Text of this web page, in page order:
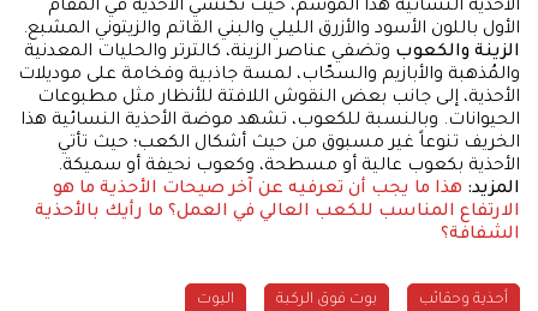
الأحذية النسائية هذا الموسم، حيث تكتسي الأحذية في المقام
الأول باللون الأسود والأزرق الليلي والبني القاتم والزيتوني المشبع.
الزينة والكعوب وتضفي عناصر الزينة، كالترتر والحليات المعدنية
والمُذهبة والأبازيم والسحّاب، لمسة جاذبية وفخامة على موديلات
الأحذية، إلى جانب بعض النقوش اللافتة للأنظار مثل مطبوعات
الحيوانات. وبالنسبة للكعوب، تشهد موضة الأحذية النسائية هذا
الخريف تنوعاً غير مسبوق من حيث أشكال الكعب؛ حيث تأتي
الأحذية بكعوب عالية أو مسطحة، وكعوب نحيفة أو سميكة.
المزيد: هذا ما يجب أن تعرفيه عن آخر صيحات الأحذية ما هو
الارتفاع المناسب للكعب العالي في العمل؟ ما رأيك بالأحذية
الشفافة؟
أحذية وحقائب بوت فوق الركبة البوت